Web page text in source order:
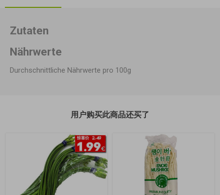
Zutaten
Nährwerte
Durchschnittliche Nährwerte pro 100g
用户购买此商品还买了